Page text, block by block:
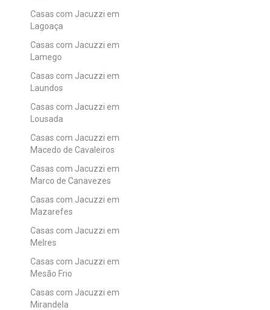
Casas com Jacuzzi em
Lagoaça
Casas com Jacuzzi em
Lamego
Casas com Jacuzzi em
Laundos
Casas com Jacuzzi em
Lousada
Casas com Jacuzzi em
Macedo de Cavaleiros
Casas com Jacuzzi em
Marco de Canavezes
Casas com Jacuzzi em
Mazarefes
Casas com Jacuzzi em
Melres
Casas com Jacuzzi em
Mesão Frio
Casas com Jacuzzi em
Mirandela